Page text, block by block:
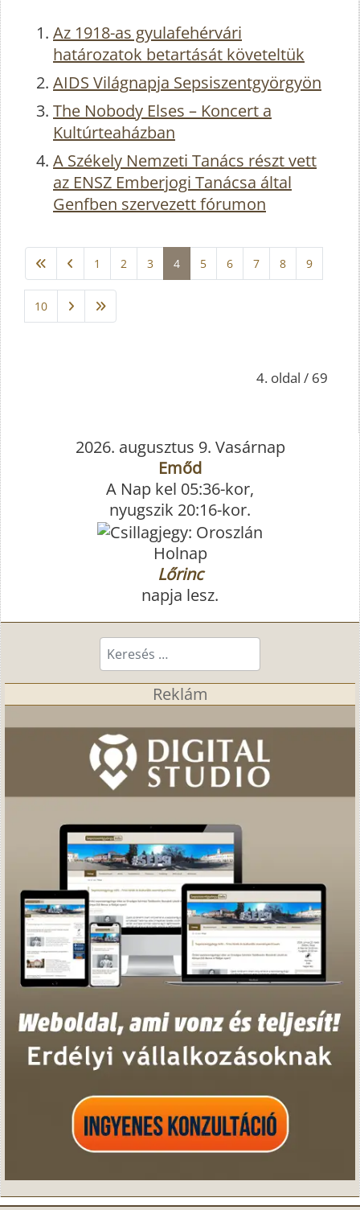
Az 1918-as gyulafehérvári
határozatok betartását követeltük
AIDS Világnapja Sepsiszentgyörgyön
The Nobody Elses – Koncert a
Kultúrteaházban
A Székely Nemzeti Tanács részt vett
az ENSZ Emberjogi Tanácsa által
Genfben szervezett fórumon
4. oldal / 69
1 2 3 4 5 6 7 8 9
10
2026. augusztus 9. Vasárnap
Emőd
A Nap kel 05:36-kor,
nyugszik 20:16-kor.
Holnap
Lőrinc
napja lesz.
Keresés...
Reklám